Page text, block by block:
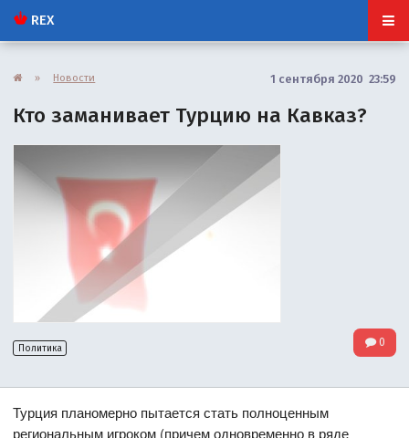
REX
» Новости 1 сентября 2020 23:59
Кто заманивает Турцию на Кавказ?
Политика 0
Турция планомерно пытается стать полноценным
региональным игроком (причем одновременно в ряде